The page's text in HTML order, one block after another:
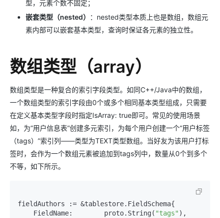
型，元素个数不固定；
嵌套类型（nested）
：nested类型本质上也是数组，数组元
素内部可以嵌套基本类型，查询时保证各元素的独立性。
数组类型（array）
数组类型是一种复合的索引字段类型。如同C++/Java中的数组，
一个数组类型的索引字段由0个或多个相同基本类型组成，只需要
在定义基本类型字段时指定IsArray: true即可。常见的使用场景
如，为“用户信息表”创建多元索引，为每个用户创建一个“用户标签
（tags）”索引列——类型为TEXT类型数组。当好友为该用户打标
签时，会作为一个数组元素被追加到tags列中，数量从0个到多个
不等，如下所示。
fieldAuthors := &tablestore.FieldSchema{
    FieldName:        proto.String(
"tags"